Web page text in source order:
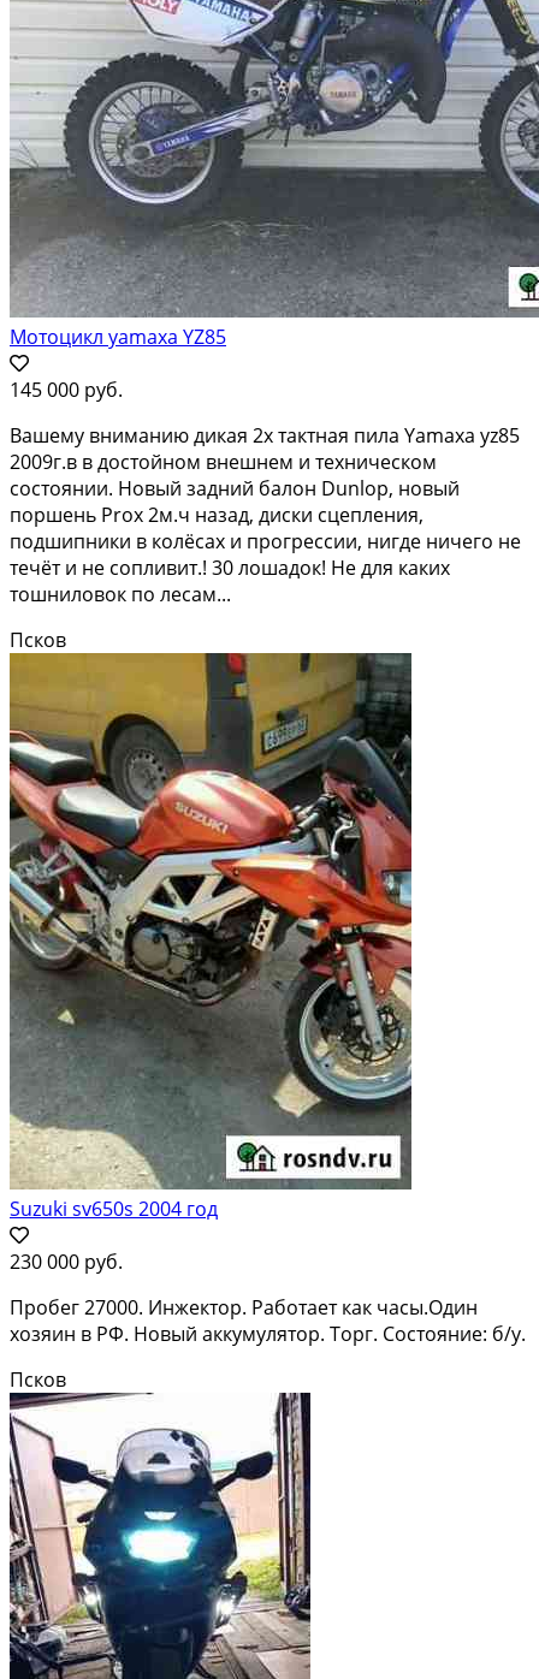
Мотоцикл yamaxa YZ85
145 000 руб.
Вашему вниманию дикая 2х тактная пила Yamaxa yz85
2009г.в в достойном внешнем и техническом
состоянии. Новый задний балон Dunlop, новый
поршень Prox 2м.ч назад, диски сцепления,
подшипники в колёсах и прогрессии, нигде ничего не
течёт и не сопливит.! 30 лошадок! Не для каких
тошниловок по лесам...
Псков
Suzuki sv650s 2004 год
230 000 руб.
Пробег 27000. Инжектор. Работает как часы.Один
хозяин в РФ. Новый аккумулятор. Торг. Состояние: б/у.
Псков